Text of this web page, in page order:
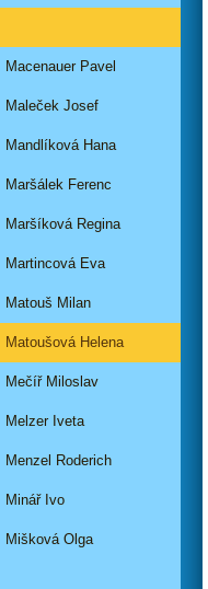
Macenauer Pavel
Maleček Josef
Mandlíková Hana
Maršálek Ferenc
Maršíková Regina
Martincová Eva
Matouš Milan
Matoušová Helena
Mečíř Miloslav
Melzer Iveta
Menzel Roderich
Minář Ivo
Mišková Olga